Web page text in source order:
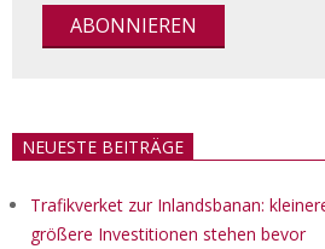
NEUESTE BEITRÄGE
Trafikverket zur Inlandsbanan:
größere Investitionen stehen bevor